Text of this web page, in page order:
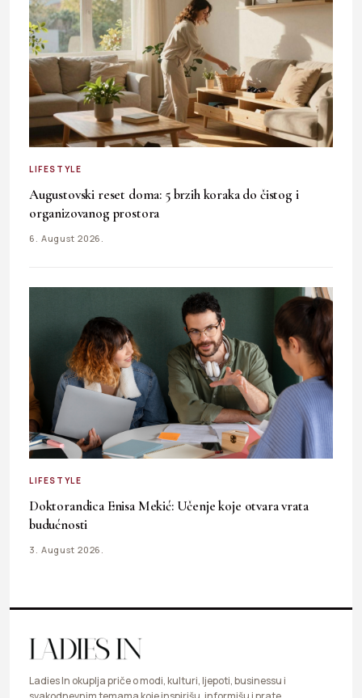
LIFESTYLE
Augustovski reset doma: 5 brzih koraka do čistog i
organizovanog prostora
6. August 2026.
LIFESTYLE
Doktorandica Enisa Mekić: Učenje koje otvara vrata
budućnosti
3. August 2026.
Ladies In okuplja priče o modi, kulturi, ljepoti, businessu i